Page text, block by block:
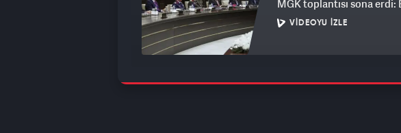
MGK toplantısı sona erdi:
VIDEOYU İZLE